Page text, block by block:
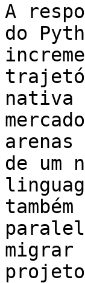
A
do
nativa
de um
migrar